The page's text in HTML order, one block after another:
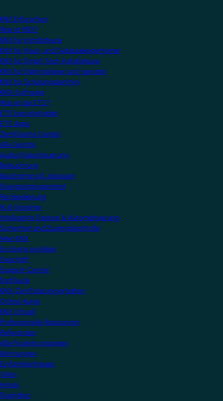
KNX Erforschen
Was ist KNX?
KNX für Installateure
KNX für Haus- und Gebäudeeigentümer
KNX für Smart Tech Installateure
KNX für Elektroplaner und -berater
KNX für Schulungszentren
KNX-Software
Was ist die ETS?
ETS herunterladen
ETS Apps
Zertifizierte Geräte
Alle Geräte
Audio/Videosteuerung
Beleuchtung
Beschattung & Jalousien
Energiemanagement
Fernbedienung
HLK-Systeme
Intelligente Szenen & Automatisierung
Sicherheit und Zugangskontrolle
Mein KNX
Ein Konto erstellen
Geschäft
Support-Center
Fachleute
KNX-Zertifizierung erhalten
Online-Kurse
KNX Virtuell
Professionelle Ressourcen
Referenzen
Alle Projekte anzeigen
Wohnungen
Einfamilienhäuser
Villen
Hotels
Flughäfen